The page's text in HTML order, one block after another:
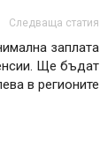
Следваща статия
заплата
Ще бъдат
в регионите